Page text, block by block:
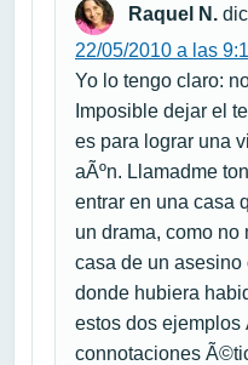
Raquel N.
22/05/2010 a las
Yo lo tengo claro:
Imposible dejar el
es para lograr una
aÃºn. Llamadme
entrar en una casa
un drama, como no
casa de un asesino
donde hubiera
estos dos ejemplos
connotaciones